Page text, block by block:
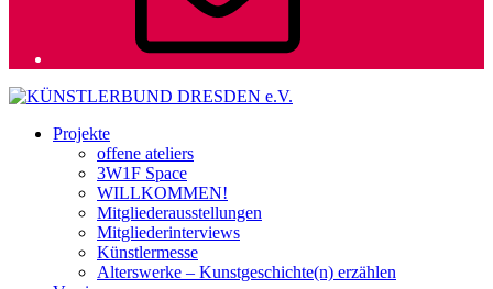
Projekte
offene ateliers
3W1F Space
WILLKOMMEN!
Mitgliederausstellungen
Mitgliederinterviews
Künstlermesse
Alterswerke – Kunstgeschichte(n) erzählen